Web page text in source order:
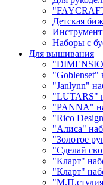
Детская
Наборы с
Для вышивания
"Goblenset"
"Janlynn"
"LUTARS"
"PANNA"
"Rico
"Алиса"
"Золотое
"Сделай
"Кларт"
"Кларт"